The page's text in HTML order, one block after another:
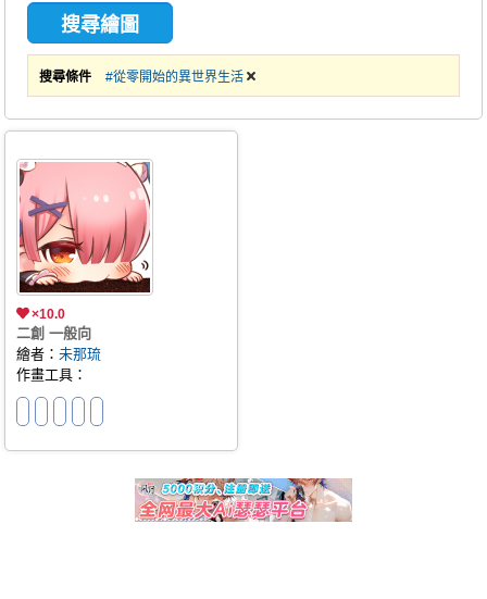
搜尋條件 #從零開始的異世界生活
×10.0
二創 一般向
繪者：未那琉
作畫工具：